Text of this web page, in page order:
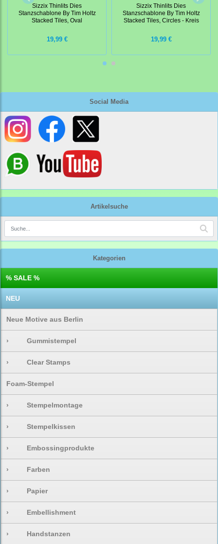
Social Media
Artikelsuche
Kategorien
% SALE %
NEU
Neue Motive aus Berlin
› Gummistempel
› Clear Stamps
Foam-Stempel
› Stempelmontage
› Stempelkissen
› Embossingprodukte
› Farben
› Papier
› Embellishment
› Handstanzen
Sizzix Thinlits Dies
Stanzschablone By Tim Holtz
Stacked Tiles, Oval
19,99 €
Sizzix Thinlits Dies
Stanzschablone By Tim Holtz
Stacked Tiles, Circles - Kreis
19,99 €